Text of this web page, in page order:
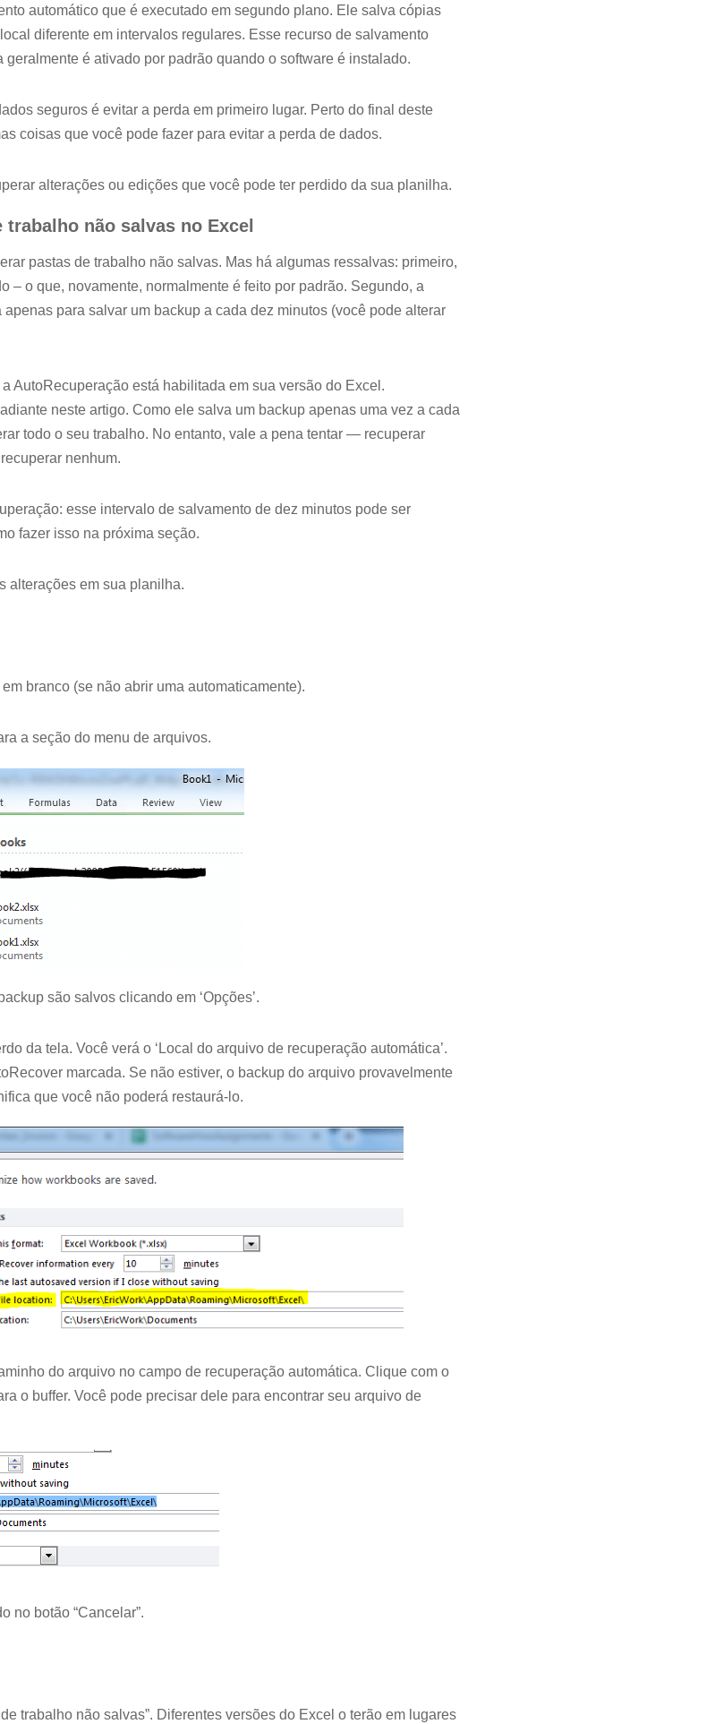
automático que é executado em segundo plano. Ele salva cópias
diferente em intervalos regulares. Esse recurso de salvamento
é ativado por padrão quando o software é instalado.
seguros é evitar a perda em primeiro lugar. Perto do final deste
coisas que você pode fazer para evitar a perda de dados.
alterações ou edições que você pode ter perdido da sua planilha.
não salvas no Excel
pastas de trabalho não salvas. Mas há algumas ressalvas: primeiro,
– o que, novamente, normalmente é feito por padrão. Segundo, a
para salvar um backup a cada dez minutos (você pode alterar
AutoRecuperação está habilitada em sua versão do Excel.
neste artigo. Como ele salva um backup apenas uma vez a cada
todo o seu trabalho. No entanto, vale a pena tentar — recuperar
nenhum.
esse intervalo de salvamento de dez minutos pode ser
fazer isso na próxima seção.
alterações em sua planilha.
branco (se não abrir uma automaticamente).
a seção do menu de arquivos.
são salvos clicando em ‘Opções’.
da tela. Você verá o ‘Local do arquivo de recuperação automática’.
marcada. Se não estiver, o backup do arquivo provavelmente
que você não poderá restaurá-lo.
do arquivo no campo de recuperação automática. Clique com o
o buffer. Você pode precisar dele para encontrar seu arquivo de
no botão “Cancelar”.
trabalho não salvas”. Diferentes versões do Excel o terão em lugares